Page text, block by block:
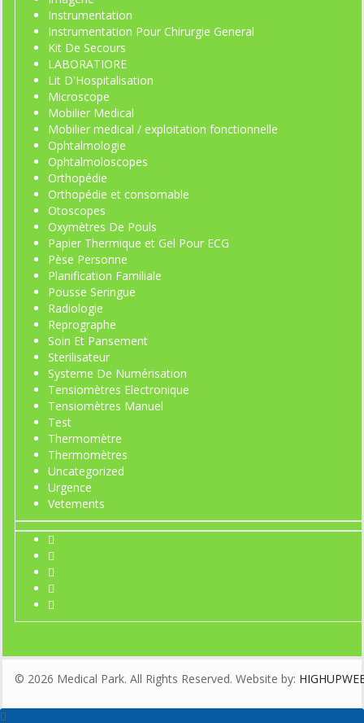
Instrumentation
Instrumentation Pour Chirurgie General
Kit De Secours
LABORATIORE
Lit D'Hospitalisation
Microscope
Mobilier Medical
Mobilier medical / exploitation fonctionnelle
Ophtalmologie
Ophtalmoloscopes
Orthopédie
Orthopédie et consomable
Otoscopes
Oxymètres De Pouls
Papier Thermique et Gel Pour ECG
Pèse Personne
Planification Familiale
Pousse Seringue
Radiologie
Reprographe
Soin Et Pansement
Sterilisateur
Systeme De Numérisation
Tensiomètres Electronique
Tensiomètres Manuel
Test
Thermomètre
Thermomètres
Uncategorized
Urgence
Vetements
© 2026 Medical Park. All Rights Reserved. Website by: